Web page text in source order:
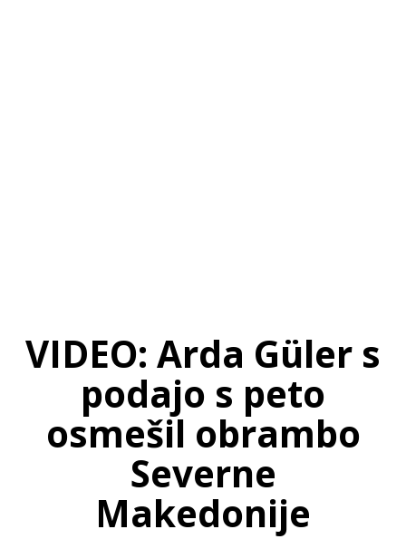
VIDEO: Arda Güler s
podajo s peto
osmešil obrambo
Severne
Makedonije